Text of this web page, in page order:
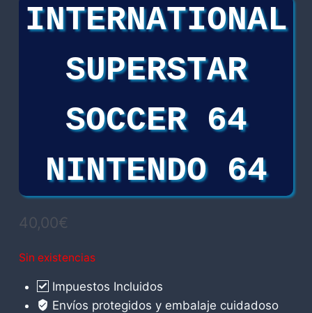
INTERNATIONAL
SUPERSTAR
SOCCER 64
NINTENDO 64
40,00€
Sin existencias
Impuestos Incluidos
Envíos protegidos y embalaje cuidadoso